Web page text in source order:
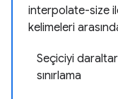
interpolate-size
kelimeleri
Seçiciyi
sınırlama